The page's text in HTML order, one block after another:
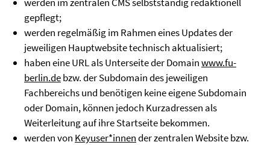
gepflegt;
werden regelmäßig im Rahmen eines Updates der
jeweiligen Hauptwebsite technisch aktualisiert;
haben eine URL als Unterseite der Domainwww.fu-
berlin.debzw. der Subdomain des jeweiligen
Fachbereichs und benötigen keine eigene Subdomain
oder Domain, können jedoch Kurzadressen als
Weiterleitung auf ihre Startseite bekommen.
werden von Keyuser*innender zentralen Website bzw.